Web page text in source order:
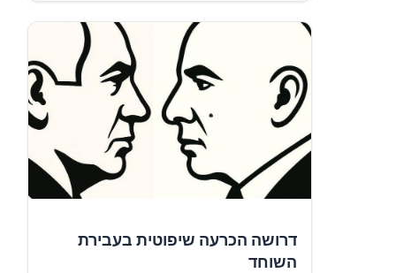
דרושה הכרעה שיפוטית בעבירת
השוחד